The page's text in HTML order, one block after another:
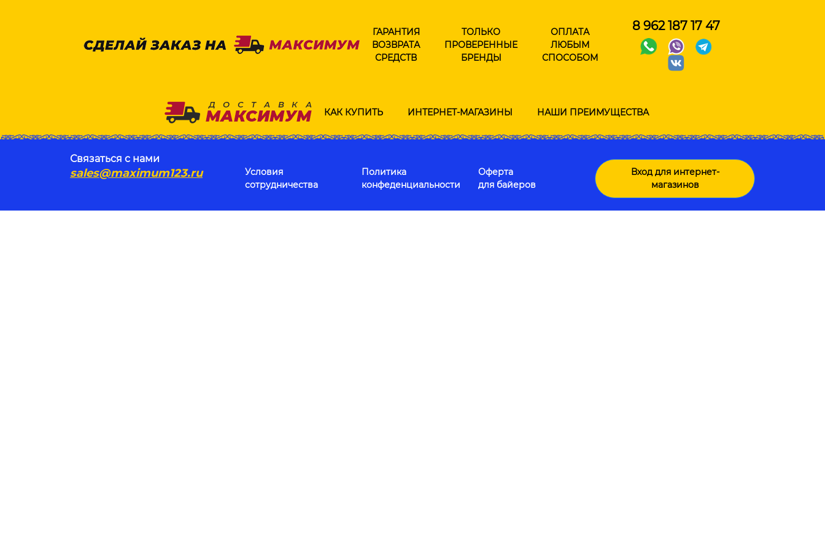
ГАРАНТИЯ
ВОЗВРАТА
СРЕДСТВ
ТОЛЬКО
ПРОВЕРЕННЫЕ
БРЕНДЫ
ОПЛАТА
ЛЮБЫМ
СПОСОБОМ
8 962 187 17 47
КАК КУПИТЬ ИНТЕРНЕТ-МАГАЗИНЫ НАШИ ПРЕИМУЩЕСТВА
Связаться с нами
sales@maximum123.ru
Условия
сотрудничества
Политика
конфеденциальности
Оферта
для байеров
Вход для интернет-
магазинов